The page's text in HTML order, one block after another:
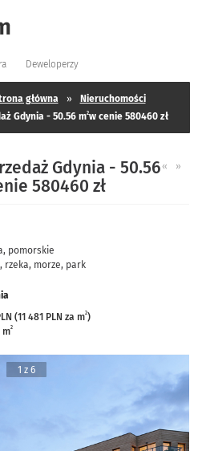
Deweloperzy
główna »
Nieruchomości
Gdynia - 50.56 m2w cenie 580460 zł
« »
Gdynia - 50.56
580460 zł
, pomorskie
rzeka, morze, park
(11 481 PLN za m2)
m2
1 z 6